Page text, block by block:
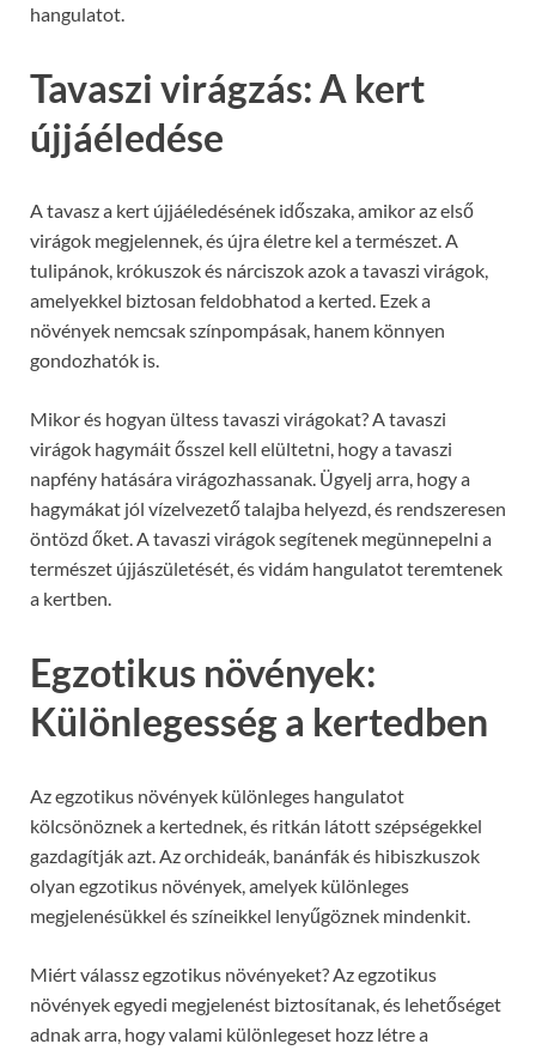
hangulatot.
Tavaszi virágzás: A kert
újjáéledése
A tavasz a kert újjáéledésének időszaka, amikor az első
virágok megjelennek, és újra életre kel a természet. A
tulipánok, krókuszok és nárciszok azok a tavaszi virágok,
amelyekkel biztosan feldobhatod a kerted. Ezek a
növények nemcsak színpompásak, hanem könnyen
gondozhatók is.
Mikor és hogyan ültess tavaszi virágokat? A tavaszi
virágok hagymáit ősszel kell elültetni, hogy a tavaszi
napfény hatására virágozhassanak. Ügyelj arra, hogy a
hagymákat jól vízelvezető talajba helyezd, és rendszeresen
öntözd őket. A tavaszi virágok segítenek megünnepelni a
természet újjászületését, és vidám hangulatot teremtenek
a kertben.
Egzotikus növények:
Különlegesség a kertedben
Az egzotikus növények különleges hangulatot
kölcsönöznek a kertednek, és ritkán látott szépségekkel
gazdagítják azt. Az orchideák, banánfák és hibiszkuszok
olyan egzotikus növények, amelyek különleges
megjelenésükkel és színeikkel lenyűgöznek mindenkit.
Miért válassz egzotikus növényeket? Az egzotikus
növények egyedi megjelenést biztosítanak, és lehetőséget
adnak arra, hogy valami különlegeset hozz létre a